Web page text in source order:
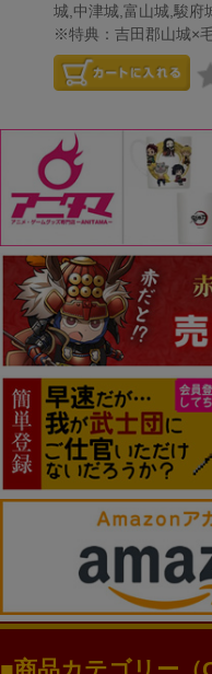
城,中津城,富山城,駿府
※特典：吉田郡山城×